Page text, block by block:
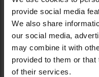
provide social media
We also share
our social media,
may combine it with
provided to them or
of their services.
Informacja o